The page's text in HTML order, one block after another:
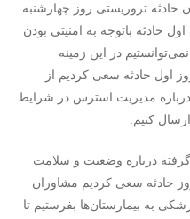
تروریستی روز چهارشنبه
حادثه باتوجه به امنیتی بودن
در این زمینه
اول حادثه سعی کردیم از
درباره مدیریت استرس در شرایط
کنیم.
درباره وضعیت و سلامت
حادثه سعی کردیم مشاوران
به بیمارستان‌ها بفرستیم تا